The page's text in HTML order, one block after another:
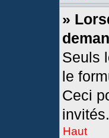
»
Seuls
le
Ceci
invités.
Haut